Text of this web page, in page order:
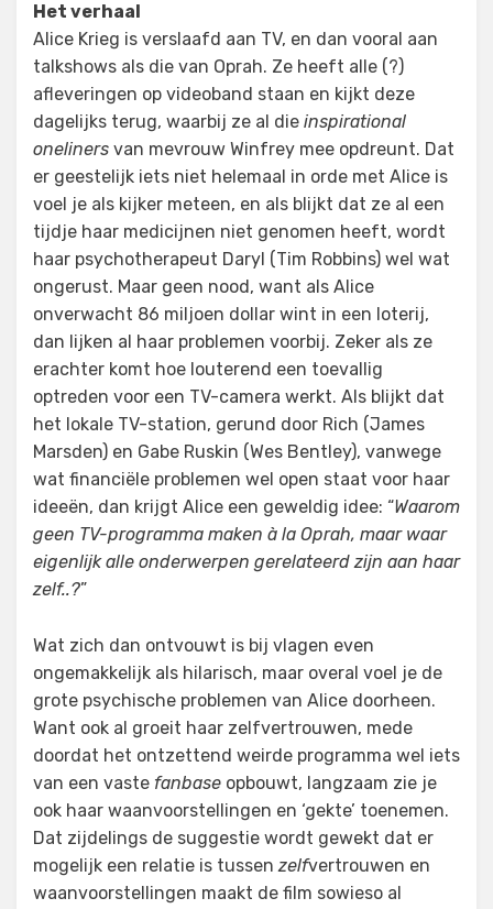
Het verhaal
Alice Krieg is verslaafd aan TV, en dan vooral aan
talkshows als die van Oprah. Ze heeft alle (?)
afleveringen op videoband staan en kijkt deze
dagelijks terug, waarbij ze al die inspirational
oneliners van mevrouw Winfrey mee opdreunt. Dat
er geestelijk iets niet helemaal in orde met Alice is
voel je als kijker meteen, en als blijkt dat ze al een
tijdje haar medicijnen niet genomen heeft, wordt
haar psychotherapeut Daryl (Tim Robbins) wel wat
ongerust. Maar geen nood, want als Alice
onverwacht 86 miljoen dollar wint in een loterij,
dan lijken al haar problemen voorbij. Zeker als ze
erachter komt hoe louterend een toevallig
optreden voor een TV-camera werkt. Als blijkt dat
het lokale TV-station, gerund door Rich (James
Marsden) en Gabe Ruskin (Wes Bentley), vanwege
wat financiële problemen wel open staat voor haar
ideeën, dan krijgt Alice een geweldig idee: “Waarom
geen TV-programma maken à la Oprah, maar waar
eigenlijk alle onderwerpen gerelateerd zijn aan haar
zelf..?”
Wat zich dan ontvouwt is bij vlagen even
ongemakkelijk als hilarisch, maar overal voel je de
grote psychische problemen van Alice doorheen.
Want ook al groeit haar zelfvertrouwen, mede
doordat het ontzettend weirde programma wel iets
van een vaste fanbase opbouwt, langzaam zie je
ook haar waanvoorstellingen en ‘gekte’ toenemen.
Dat zijdelings de suggestie wordt gewekt dat er
mogelijk een relatie is tussenzelfvertrouwen en
waanvoorstellingen maakt de film sowieso al